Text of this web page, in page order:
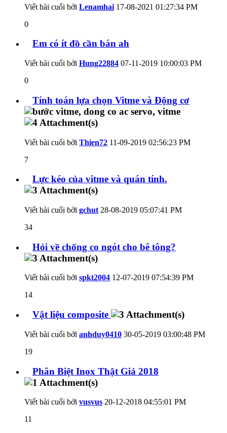
Viết bài cuối bởi Lenamhai 17-08-2021 01:27:34 PM
0
Em có ít đồ cần bán ah
Viết bài cuối bởi Hung22884 07-11-2019 10:00:03 PM
0
Tính toán lựa chọn Vitme và Động cơ
Viết bài cuối bởi Thien72 11-09-2019 02:56:23 PM
7
Lực kéo của vitme và quán tính.
Viết bài cuối bởi gchut 28-08-2019 05:07:41 PM
34
Hỏi về chống co ngót cho bê tông?
Viết bài cuối bởi spkt2004 12-07-2019 07:54:39 PM
14
Vật liệu composite
Viết bài cuối bởi anhduy0410 30-05-2019 03:00:48 PM
19
Phân Biệt Inox Thật Giả 2018
Viết bài cuối bởi vusvus 20-12-2018 04:55:01 PM
11